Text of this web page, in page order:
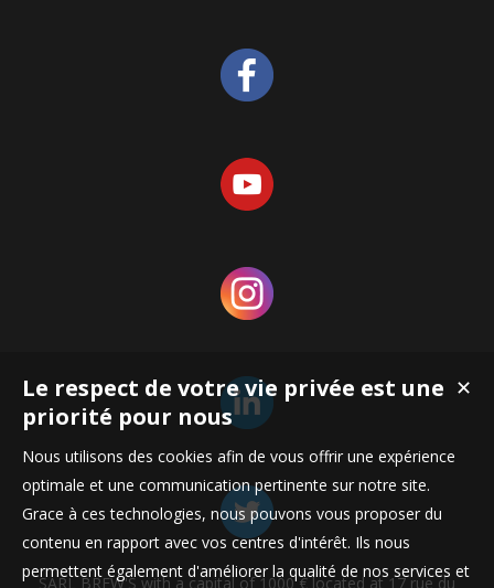
SARL BREW'S with a capital of 1000 € located at 17 rue du
✕
Le respect de votre vie privée est une
priorité pour nous
Nous utilisons des cookies afin de vous offrir une expérience
optimale et une communication pertinente sur notre site.
Grace à ces technologies, nous pouvons vous proposer du
contenu en rapport avec vos centres d'intérêt. Ils nous
permettent également d'améliorer la qualité de nos services et